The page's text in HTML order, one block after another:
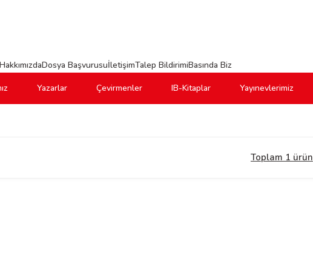
HakkımızdaDosya BaşvurusuİletişimTalep BildirimiBasında Biz
Yazarlar Çevirmenler IB-Kitaplar Yayınevlerimiz
Toplam 1 ürün